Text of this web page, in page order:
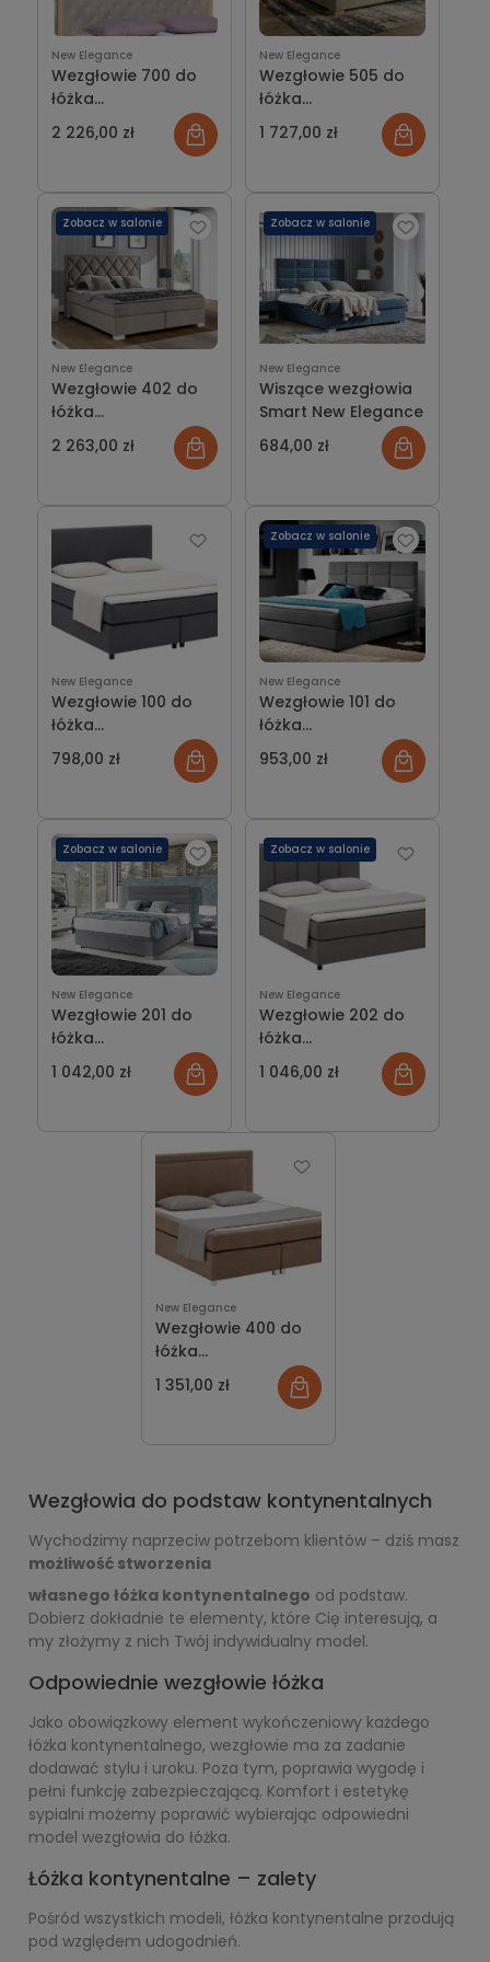
New Elegance
Wezgłowie 700 do
łóżka
kontynentalnego
New Elagance
2 226,00 zł
New Elegance
Wezgłowie 505 do
łóżka
kontynentalnego
New Elegance
1 727,00 zł
New Elegance
Wezgłowie 402 do
łóżka
kontynentalnego
New Elegance
2 263,00 zł
Zobacz w salonie
New Elegance
Wiszące wezgłowia
Smart New Elegance
684,00 zł
Zobacz w salonie
New Elegance
Wezgłowie 100 do
łóżka
kontynentalnego
New Elegance
798,00 zł
New Elegance
Wezgłowie 101 do
łóżka
kontynentalnego
New Elegance
953,00 zł
Zobacz w salonie
New Elegance
Wezgłowie 201 do
łóżka
kontynentalnego
New Elegance
1 042,00 zł
Zobacz w salonie
New Elegance
Wezgłowie 202 do
łóżka
kontynentalnego
New Elegance
1 046,00 zł
Zobacz w salonie
New Elegance
Wezgłowie 400 do
łóżka
kontynentalnego
New Elegance
1 351,00 zł
Wezgłowia do podstaw kontynentalnych
Wychodzimy naprzeciw potrzebom klientów – dziś masz
możliwość stworzenia
własnego łóżka kontynentalnego od podstaw.
Dobierz dokładnie te elementy, które Cię interesują, a
my złożymy z nich Twój indywidualny model.
Odpowiednie wezgłowie łóżka
Jako obowiązkowy element wykończeniowy każdego
łóżka kontynentalnego, wezgłowie ma za zadanie
dodawać stylu i uroku. Poza tym, poprawia wygodę i
pełni funkcję zabezpieczającą. Komfort i estetykę
sypialni możemy poprawić wybierając odpowiedni
model wezgłowia do łóżka.
Łóżka kontynentalne – zalety
Pośród wszystkich modeli, łóżka kontynentalne przodują
pod względem udogodnień.